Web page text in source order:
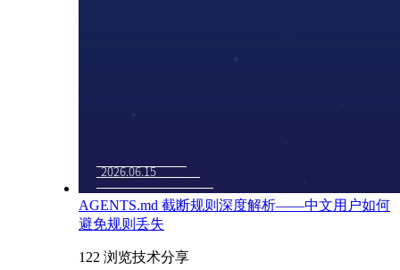
AGENTS.md 截断规则深度解析——中文用户如何
避免规则丢失
122 浏览技术分享